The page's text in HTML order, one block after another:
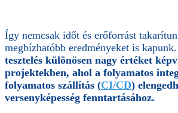
Így nemcsak időt és erőforrást
megbízhatóbb eredményeket is kapunk.
tesztelés különösen nagy értéket
projektekben, ahol a folyamatos
folyamatos szállítás (CI/CD)
versenyképesség fenntartásához.